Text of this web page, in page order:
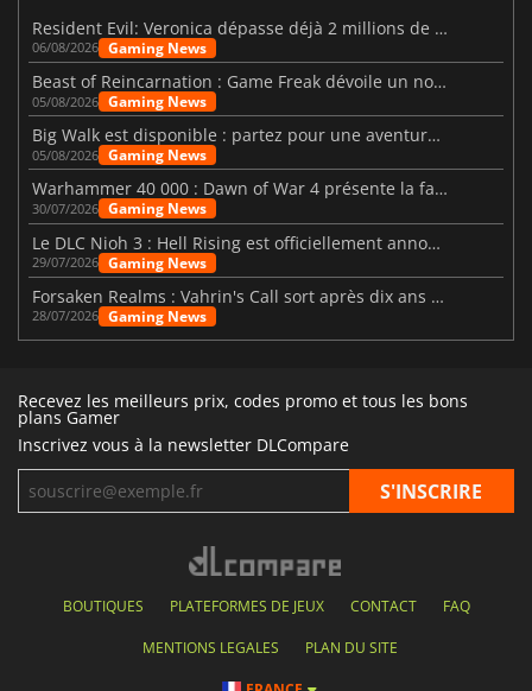
Resident Evil: Veronica dépasse déjà 2 millions de wishlists
06/08/2026 Gaming News
Beast of Reincarnation : Game Freak dévoile un nouveau pari
05/08/2026 Gaming News
Big Walk est disponible : partez pour une aventure entre amis
05/08/2026 Gaming News
Warhammer 40 000 : Dawn of War 4 présente la faction des Nécrons
30/07/2026 Gaming News
Le DLC Nioh 3 : Hell Rising est officiellement annoncé
29/07/2026 Gaming News
Forsaken Realms : Vahrin's Call sort après dix ans de développement
28/07/2026 Gaming News
Recevez les meilleurs prix, codes promo et tous les bons
plans Gamer
Inscrivez vous à la newsletter DLCompare
BOUTIQUES PLATEFORMES DE JEUX CONTACT FAQ
MENTIONS LEGALES PLAN DU SITE